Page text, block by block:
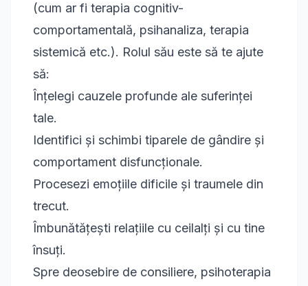
(cum ar fi terapia cognitiv-
comportamentală, psihanaliza, terapia
sistemică etc.). Rolul său este să te ajute
să:
Înțelegi cauzele profunde ale suferinței
tale.
Identifici și schimbi tiparele de gândire și
comportament disfuncționale.
Procesezi emoțiile dificile și traumele din
trecut.
Îmbunătățești relațiile cu ceilalți și cu tine
însuți.
Spre deosebire de consiliere, psihoterapia